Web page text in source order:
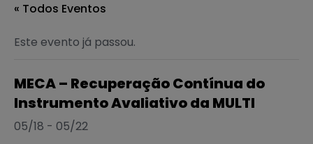
« Todos Eventos
Este evento já passou.
MECA – Recuperação Contínua do
Instrumento Avaliativo da MULTI
05/18 - 05/22